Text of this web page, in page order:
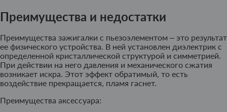
Преимущества и недостатки
Преимущества зажигалки с пьезоэлементом – это результат
ее физического устройства. В ней установлен диэлектрик с
определенной кристаллической структурой и симметрией.
При действии на него давления и механического сжатия
возникает искра. Этот эффект обратимый, то есть
воздействие прекращается, пламя гаснет.
Преимущества аксессуара: